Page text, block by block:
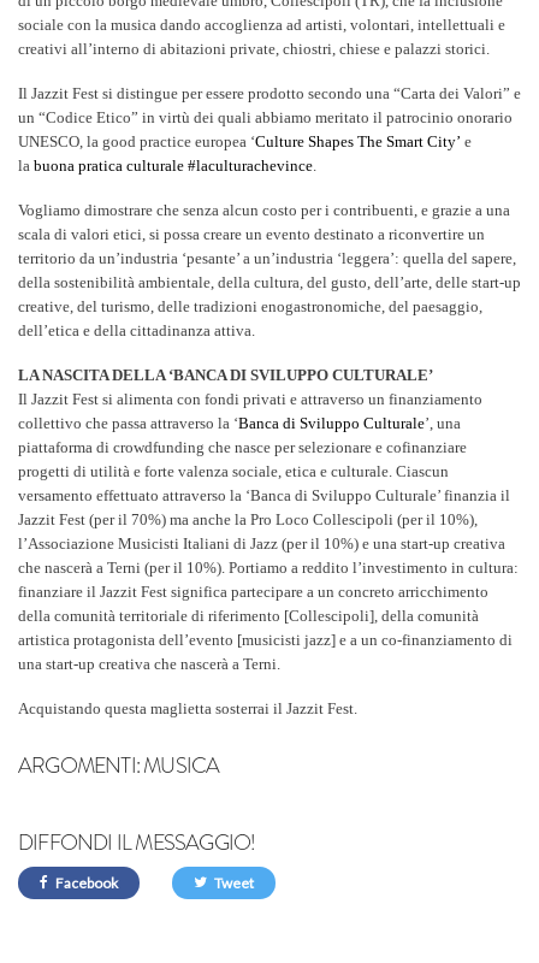
sociale con la musica dando accoglienza ad artisti, volontari, intellettuali e
creativi all’interno di abitazioni private, chiostri, chiese e palazzi storici.
Il Jazzit Fest si distingue per essere prodotto secondo una “Carta dei Valori” e
un “Codice Etico” in virtù dei quali abbiamo meritato il patrocinio onorario
UNESCO, la good practice europea ‘Culture Shapes The Smart City’ e
la buona pratica culturale #laculturachevince.
Vogliamo dimostrare che senza alcun costo per i contribuenti, e grazie a una
scala di valori etici, si possa creare un evento destinato a riconvertire un
territorio da un’industria ‘pesante’ a un’industria ‘leggera’: quella del sapere,
della sostenibilità ambientale, della cultura, del gusto, dell’arte, delle start-up
creative, del turismo, delle tradizioni enogastronomiche, del paesaggio,
dell’etica e della cittadinanza attiva.
LA NASCITA DELLA ‘BANCA DI SVILUPPO CULTURALE’
Il Jazzit Fest si alimenta con fondi privati e attraverso un finanziamento
collettivo che passa attraverso la ‘Banca di Sviluppo Culturale’, una
piattaforma di crowdfunding che nasce per selezionare e cofinanziare
progetti di utilità e forte valenza sociale, etica e culturale. Ciascun
versamento effettuato attraverso la ‘Banca di Sviluppo Culturale’ finanzia il
Jazzit Fest (per il 70%) ma anche la Pro Loco Collescipoli (per il 10%),
l’Associazione Musicisti Italiani di Jazz (per il 10%) e una start-up creativa
che nascerà a Terni (per il 10%). Portiamo a reddito l’investimento in cultura:
finanziare il Jazzit Fest significa partecipare a un concreto arricchimento
della comunità territoriale di riferimento [Collescipoli], della comunità
artistica protagonista dell’evento [musicisti jazz] e a un co-finanziamento di
una start-up creativa che nascerà a Terni.
Acquistando questa maglietta sosterrai il Jazzit Fest.
ARGOMENTI:MUSICA
DIFFONDI IL MESSAGGIO!
Facebook Tweet